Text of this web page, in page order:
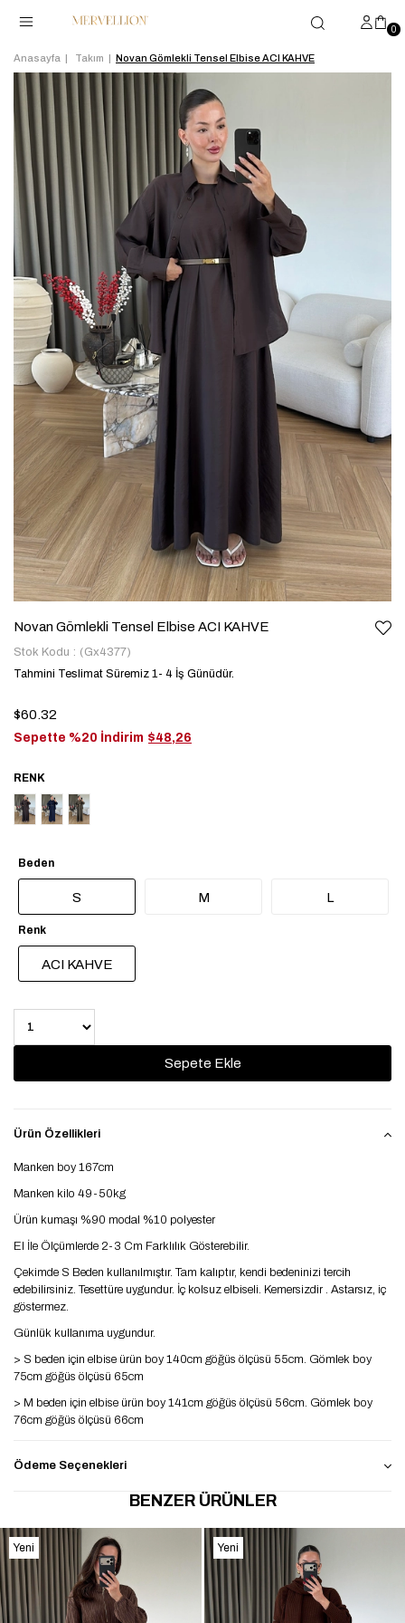
0
Anasayfa Takım Novan Gömlekli Tensel Elbise ACI KAHVE
Novan Gömlekli Tensel Elbise ACI KAHVE
Stok Kodu
(Gx4377)
Tahmini Teslimat Süremiz 1- 4 İş Günüdür.
$60.32
Sepette %20 İndirim $48,26
Beden
S M L
Renk
ACI KAHVE
Ürün Özellikleri
Manken boy 167cm
Manken kilo 49-50kg
Ürün kumaşı %90 modal %10 polyester
El İle Ölçümlerde 2-3 Cm Farklılık Gösterebilir.
Çekimde S Beden kullanılmıştır. Tam kalıptır, kendi bedeninizi tercih
edebilirsiniz. Tesettüre uygundur. İç kolsuz elbiseli. Kemersizdir . Astarsız, iç
göstermez.
Günlük kullanıma uygundur.
> S beden için elbise ürün boy 140cm göğüs ölçüsü 55cm. Gömlek boy
75cm göğüs ölçüsü 65cm
> M beden için elbise ürün boy 141cm göğüs ölçüsü 56cm. Gömlek boy
76cm göğüs ölçüsü 66cm
77cm göğüs ölçüsü 67cm
Ödeme Seçenekleri
BENZER ÜRÜNLER
Yeni
Ürün
Yeni
Ürün